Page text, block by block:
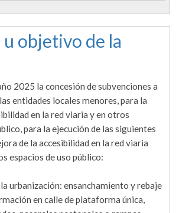
objetivo de la
2025 la concesión de subvenciones a
entidades locales menores, para la
en la red viaria y en otros
para la ejecución de las siguientes
de la accesibilidad en la red viaria
espacios de uso público:
urbanización: ensanchamiento y rebaje
en calle de plataforma única,